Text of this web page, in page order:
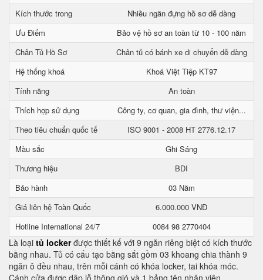
Kích thước trong
Nhiều ngăn đựng hồ sơ dễ dàng
Ưu Điểm
Bảo vệ hồ sơ an toàn từ 10 - 100 năm
Chân Tủ Hồ Sơ
Chân tủ có bánh xe di chuyển dễ dàng
Hệ thống khoá
Khoá Việt Tiệp KT97
Tính năng
An toàn
Thích hợp sử dụng
Công ty, cơ quan, gia đình, thư viện...
Theo tiêu chuẩn quốc tế
ISO 9001 - 2008 HT 2776.12.17
Màu sắc
Ghi Sáng
Thương hiệu
BDI
Bảo hành
03 Năm
Giá liên hệ Toàn Quốc
6.000.000 VNĐ
Hotline International 24/7
0084 98 2770404
Là loại tủ lockerđược thiết kế với 9 ngăn riêng biệt có kích thước
bằng nhau. Tủ có cấu tạo bằng sắt gồm 03 khoang chia thành 9
ngăn ô đều nhau, trên mỗi cánh có khóa locker, tai khóa móc.
Cánh cửa được dập lỗ thông gió và 1 bảng tên nhân viên.